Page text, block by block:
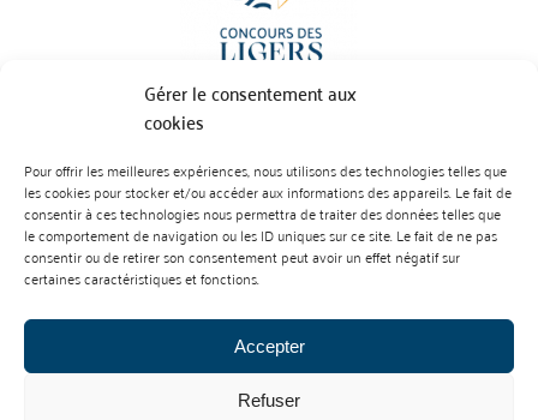
Gérer le consentement aux
cookies
Pour offrir les meilleures expériences, nous utilisons des technologies telles que
les cookies pour stocker et/ou accéder aux informations des appareils. Le fait de
consentir à ces technologies nous permettra de traiter des données telles que
le comportement de navigation ou les ID uniques sur ce site. Le fait de ne pas
consentir ou de retirer son consentement peut avoir un effet négatif sur
certaines caractéristiques et fonctions.
Accepter
Refuser
BP 70023 - 49610 JUIGNE SUR LOIRE
Tél :07 88 99 01 07